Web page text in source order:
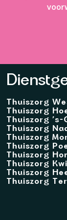
Thuiszorg
Thuiszorg
Thuiszorg ’s-
Thuiszorg
Thuiszorg
Thuiszorg
Thuiszorg
Thuiszorg
Thuiszorg
Thuiszorg